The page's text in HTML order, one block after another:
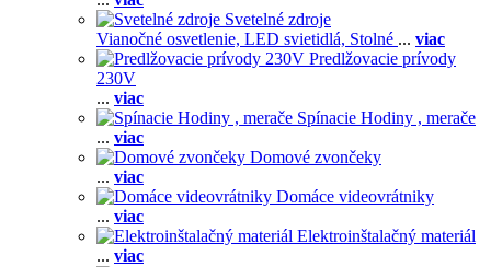
Svetelné zdroje
Vianočné osvetlenie, LED svietidlá, Stolné ... viac
Predlžovacie prívody
230V
... viac
Spínacie Hodiny , merače
... viac
Domové zvončeky
... viac
Domáce videovrátniky
... viac
Elektroinštalačný materiál
... viac